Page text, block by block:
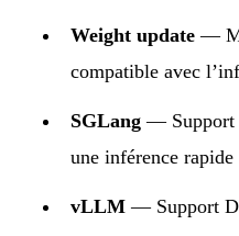
Weight update —
compatible avec
SGLang — Support
une inférence rapide
vLLM — Support